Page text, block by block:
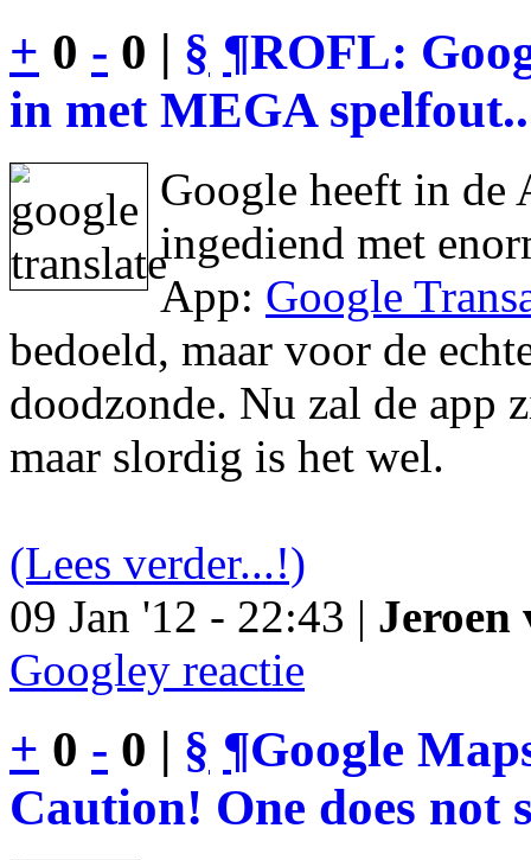
+ 0 - 0 | § ¶ROFL:
in met MEGA
Google heeft in de
ingediend met
App: Google
bedoeld, maar voor de
doodzonde. Nu zal de app
maar slordig is het wel.
(Lees verder...!)
09 Jan '12 - 22:43 | Jeroen
Googley reactie
+ 0 - 0 | § ¶Google
Caution! One does